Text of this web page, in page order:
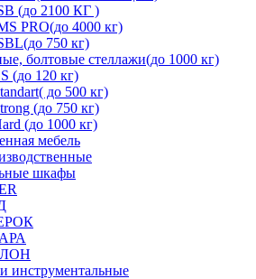
(до 2100 КГ )
PRO(до 4000 кг)
750 кг)
болтовые стеллажи(до 1000 кг)
(до 120 кг)
до 500 кг)
(до 750 кг)
(до 1000 кг)
мебель
шкафы
инструментальные